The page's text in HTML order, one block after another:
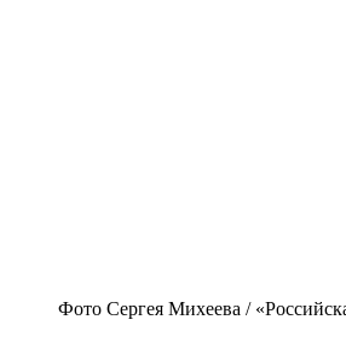
Фото Сергея Михеева /